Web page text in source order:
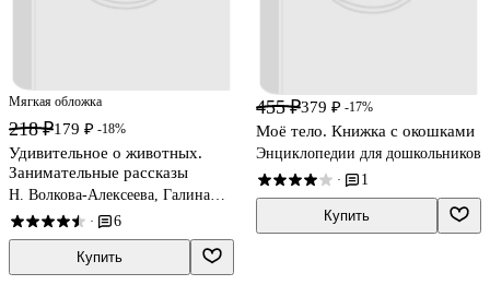
Мягкая обложка
218 ₽179 ₽ -18%
Удивительное о животных.
Занимательные рассказы
Н. Волкова-Алексеева, Галина
Попова
· 6
Купить
455 ₽379 ₽ -17%
Моё тело. Книжка с окошками
Энциклопедии для дошкольников
· 1
Купить